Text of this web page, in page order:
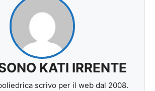
KATI IRRENTE
scrivo per il web dal 2008.